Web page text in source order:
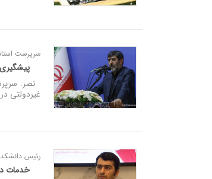
سرپرست
نصر:
غیردولتی
رئیس
خدمات